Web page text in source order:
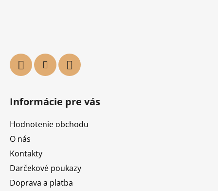
Informácie pre vás
Hodnotenie obchodu
O nás
Kontakty
Darčekové poukazy
Doprava a platba